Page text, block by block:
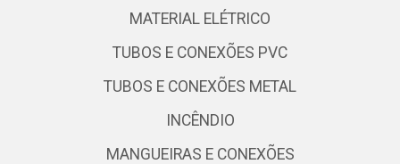
MATERIAL ELÉTRICO
TUBOS E CONEXÕES PVC
TUBOS E CONEXÕES METAL
INCÊNDIO
MANGUEIRAS E CONEXÕES